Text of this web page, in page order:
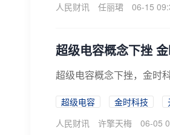
人民财讯
任丽珺 06-15
超级电容概念下挫
超级电容概念下挫，金时
超级电容 金时科技
人民财讯
许擎天梅 06-05